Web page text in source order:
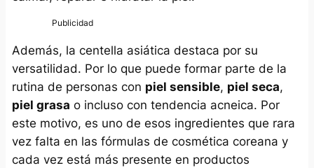
Además, la centella asiática destaca por su
versatilidad. Por lo que puede formar parte de la
rutina de personas con piel sensible, piel seca,
piel grasa o incluso con tendencia acneica. Por
este motivo, es uno de esos ingredientes que rara
vez falta en las fórmulas de cosmética coreana y
cada vez está más presente en productos